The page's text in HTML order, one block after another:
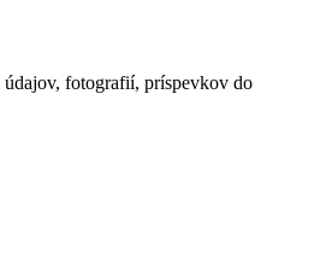
fotografií, príspevkov do